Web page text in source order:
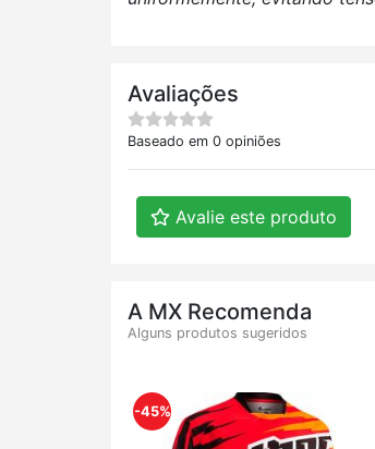
Avaliações
Baseado em 0 opiniões
Avalie este produto
A MX Recomenda
Alguns produtos sugeridos
-45%